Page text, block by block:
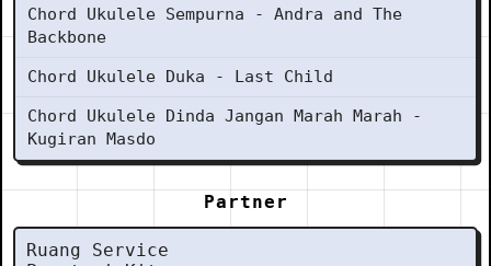
Chord Ukulele Sempurna - Andra and The
Backbone
Chord Ukulele Duka - Last Child
Chord Ukulele Dinda Jangan Marah Marah -
Kugiran Masdo
Partner
Ruang Service